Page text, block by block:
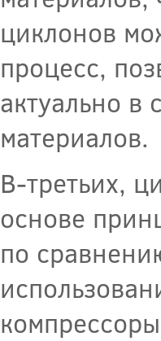
циклонов
процесс,
актуально в
материалов.
В-третьих,
основе
по